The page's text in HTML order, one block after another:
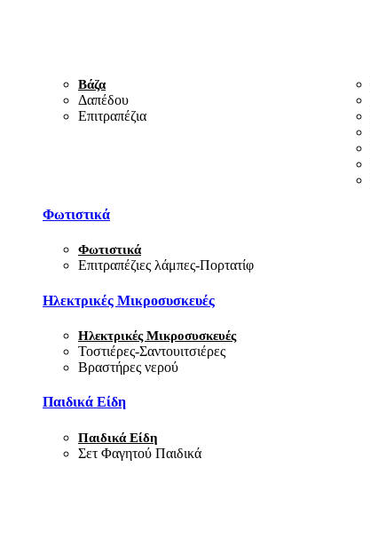
Βάζα
Δαπέδου
Επιτραπέζια
Φωτιστικά
Φωτιστικά
Επιτραπέζιες λάμπες-Πορτατίφ
Ηλεκτρικές Μικροσυσκευές
Ηλεκτρικές Μικροσυσκευές
Τοστιέρες-Σαντουιτσιέρες
Βραστήρες νερού
Παιδικά Είδη
Παιδικά Είδη
Σετ Φαγητού Παιδικά